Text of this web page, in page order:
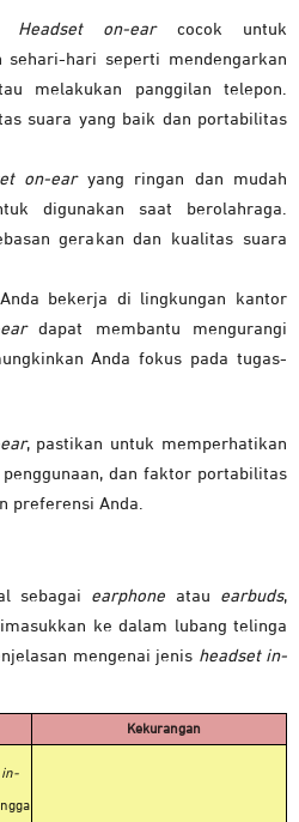
Headset on-earcocok untuk
sehari-hari seperti mendengarkan
melakukan panggilan telepon.
suara yang baik dan portabilitas
on-earyang ringan dan mudah
digunakan saat berolahraga.
gerakan dan kualitas suara
bekerja di lingkungan kantor
dapat membantu mengurangi
Anda fokus pada tugas-
, pastikan untuk memperhatikan
dan faktor portabilitas
preferensi Anda.
sebagai earphone atau earbuds,
ke dalam lubang telinga
mengenai jenis headset in-
Kekurangan
in-